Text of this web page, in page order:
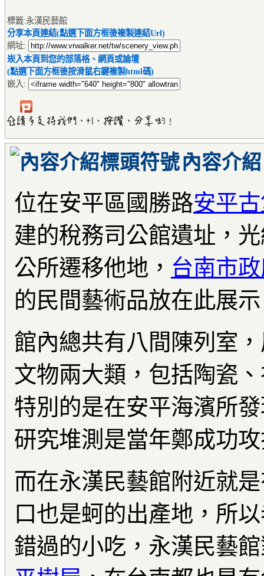
標籤:永漢民藝館
分享本頁連結(點選下面方框後複製連結Url)
網址:
崁入本頁到您的部落格、網頁或論壇
(點選下面方框後按滑鼠右鍵複製html碼)
嵌入:
內容介紹
位在安平區國勝路安平
建的稅務司公館遺址，
公所遷移他地， 台南市
的民間藝術品放在此展
館內總共有八間陳列室
文物兩大類，包括陶瓷
特別的是在安平海濱所
研究堆測是當年鄭成功
而在永漢民藝館附近就
口也是蚵的出產地，所
錯過的小吃，永漢民藝